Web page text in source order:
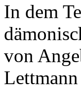
In dem
von